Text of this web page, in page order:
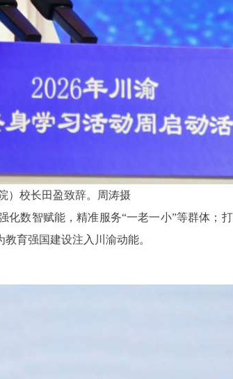
）校长田盈致辞。周涛摄
数智赋能，精准服务“一老一小”等群体；
育强国建设注入川渝动能。